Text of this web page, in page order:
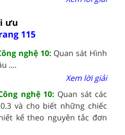
ưu
115
nghệ 10: Quan sát Hình
....
Xem lời giải
nghệ 10: Quan sát các
và cho biết những chiếc
kế theo nguyên tắc đơn